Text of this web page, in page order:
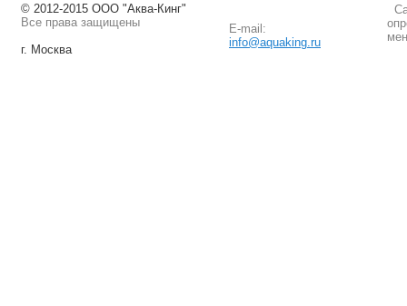
© 2012-2015 ООО "Аква-Кинг"
Все права защищены
г. Москва
E-mail:
info@aquaking.ru